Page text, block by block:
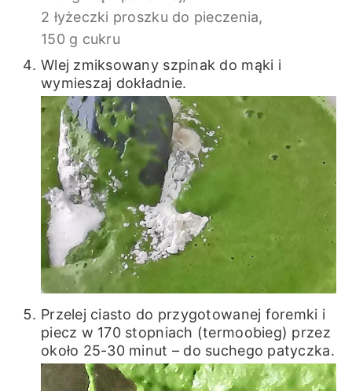
2 łyżeczki proszku do pieczenia,
150 g cukru
Wlej zmiksowany szpinak do mąki i
wymieszaj dokładnie.
Przelej ciasto do przygotowanej foremki i
piecz w 170 stopniach (termoobieg) przez
około 25-30 minut – do suchego patyczka.